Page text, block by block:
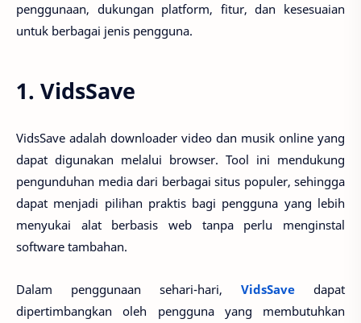
penggunaan, dukungan platform, fitur, dan kesesuaian
untuk berbagai jenis pengguna.
1. VidsSave
VidsSave adalah downloader video dan musik online yang
dapat digunakan melalui browser. Tool ini mendukung
pengunduhan media dari berbagai situs populer, sehingga
dapat menjadi pilihan praktis bagi pengguna yang lebih
menyukai alat berbasis web tanpa perlu menginstal
software tambahan.
Dalam penggunaan sehari-hari, VidsSave dapat
dipertimbangkan oleh pengguna yang membutuhkan